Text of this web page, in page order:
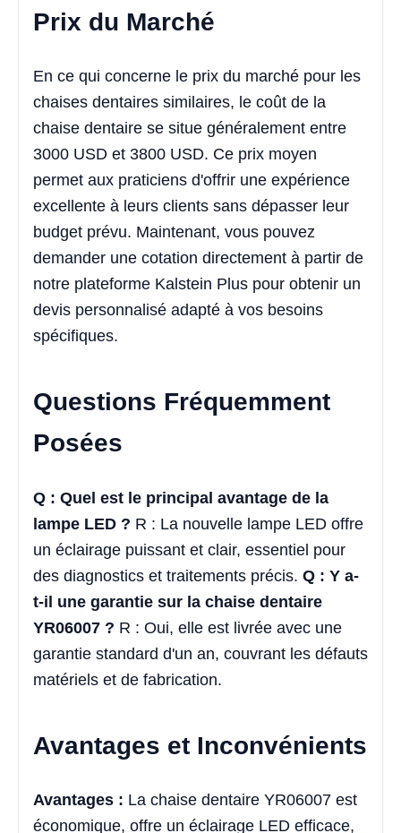
Prix du Marché
En ce qui concerne le prix du marché pour les
chaises dentaires similaires, le coût de la
chaise dentaire se situe généralement entre
3000 USD et 3800 USD. Ce prix moyen
permet aux praticiens d'offrir une expérience
excellente à leurs clients sans dépasser leur
budget prévu. Maintenant, vous pouvez
demander une cotation directement à partir de
notre plateforme Kalstein Plus pour obtenir un
devis personnalisé adapté à vos besoins
spécifiques.
Questions Fréquemment
Posées
Q : Quel est le principal avantage de la
lampe LED ? R : La nouvelle lampe LED offre
un éclairage puissant et clair, essentiel pour
des diagnostics et traitements précis. Q : Y a-
t-il une garantie sur la chaise dentaire
YR06007 ? R : Oui, elle est livrée avec une
garantie standard d'un an, couvrant les défauts
matériels et de fabrication.
Avantages et Inconvénients
Avantages : La chaise dentaire YR06007 est
économique, offre un éclairage LED efficace,